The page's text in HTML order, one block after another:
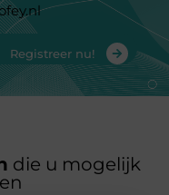
Registreer nu!
die u mogelijk